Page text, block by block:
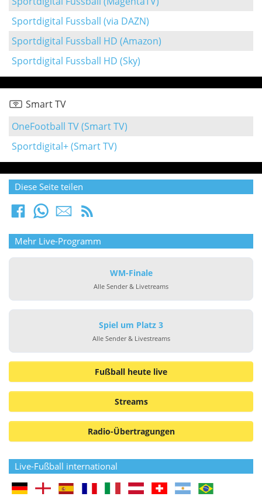
Sportdigital Fussball (via DAZN)
Sportdigital Fussball HD (Amazon)
Sportdigital Fussball HD (Sky)
Smart TV
OneFootball TV (Smart TV)
Sportdigital+ (Smart TV)
Diese Seite teilen
Mehr Live-Programm
WM-Finale
Alle Sender & Livetreams
Spiel um Platz 3
Alle Sender & Livestreams
Fußball heute live
Streams
Radio-Übertragungen
Live-Fußball international